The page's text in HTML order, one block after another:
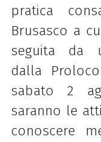
pratica
Brusasco a
seguita da
dalla
sabato 2
saranno le
conoscere